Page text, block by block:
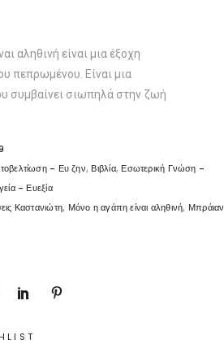
αληθινή είναι μια έξοχη
πεπρωμένου. Eίναι μια
συμβαίνει σιωπηλά στην ζωή
- Ευ ζην, Βιβλία, Εσωτερική Γνώση -
- Ευεξία
Καστανιώτη, Μόνο η αγάπη είναι αληθινή, Μπράιαν